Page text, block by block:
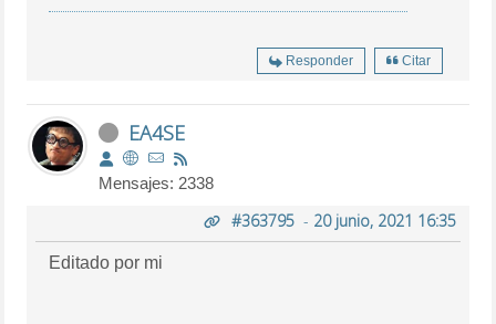
Responder Citar
EA4SE
Mensajes: 2338
#363795- 20 junio, 2021 16:35
Editado por mi